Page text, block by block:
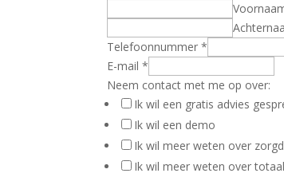
Telefoonnummer*
E-mail*
Neem contact met me op over:
Ik wil een gratis advies
Ik wil een demo
Ik wil meer weten over
Ik wil meer weten over